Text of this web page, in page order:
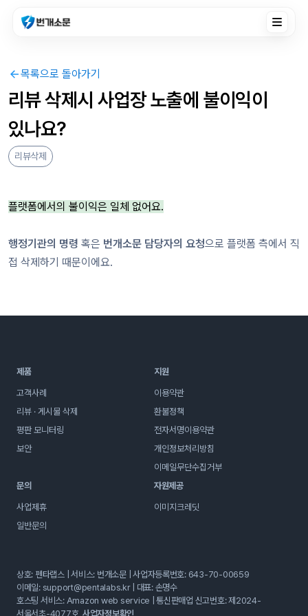
Toggle
목록으로 돌아가기
리뷰 삭제시 사업장 노출에 불이익이
있나요?
리뷰삭제
플랫폼에서의 불이익은 일체 없어요.
행정기관의 명령 혹은 번개소문 담당자의 요청으로 플랫폼 측에서 직
접 삭제하기 때문이에요.
제품
고객사례
리뷰 · 게시물 삭제
평판 모니터링
보안
지원
이용약관
환불정책
전자서명이용약관
개인정보처리방침
이메일무단수집거부
문의
사업제휴
일반문의
자원제공
이미지크레딧
상호: 펜타랩스 | 서비스: 번개소문 | 사업자등록번호: 643-70-00659
이메일: support@pentalabs.kr | 대표: 손명수
호스팅 서비스: Amazon web service | 통신판매업 신고번호: 제2024-
서울서초-4077호 사업자정보확인